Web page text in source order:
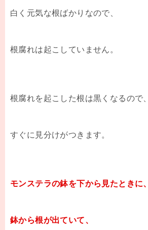
白く元気な根ばかりなので、
根腐れは起こしていません。
根腐れを起こした根は黒くなるので、
すぐに見分けがつきます。
モンステラの鉢を下から見たときに、
鉢から根が出ていて、